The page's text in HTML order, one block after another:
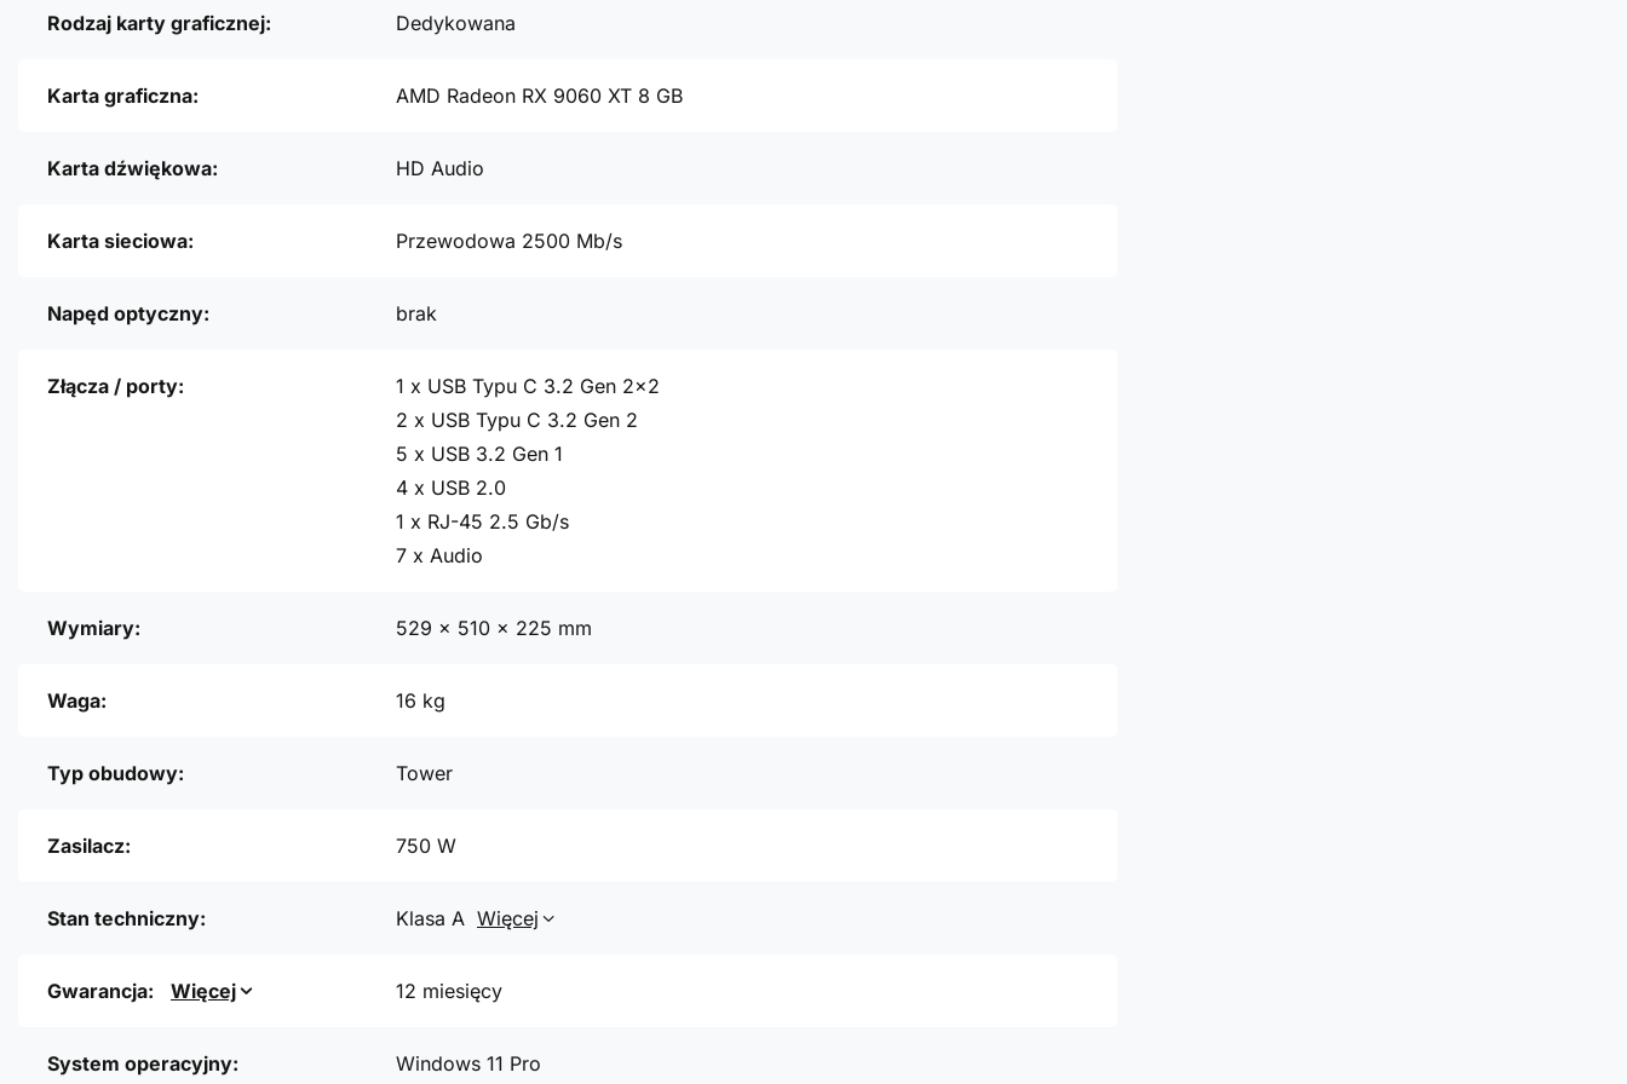
Rodzaj karty graficznej: Dedykowana
Karta graficzna: AMD Radeon RX 9060 XT 8 GB
Karta dźwiękowa: HD Audio
Karta sieciowa: Przewodowa 2500 Mb/s
Napęd optyczny: brak
Złącza / porty:
1 x USB Typu C 3.2 Gen 2x2
2 x USB Typu C 3.2 Gen 2
5 x USB 3.2 Gen 1
4 x USB 2.0
1 x RJ-45 2.5 Gb/s
7 x Audio
Wymiary: 529 x 510 x 225 mm
Waga: 16 kg
Typ obudowy: Tower
Zasilacz: 750 W
Stan techniczny: Klasa A Więcej
Gwarancja: Więcej 12 miesięcy
System operacyjny: Windows 11 Pro